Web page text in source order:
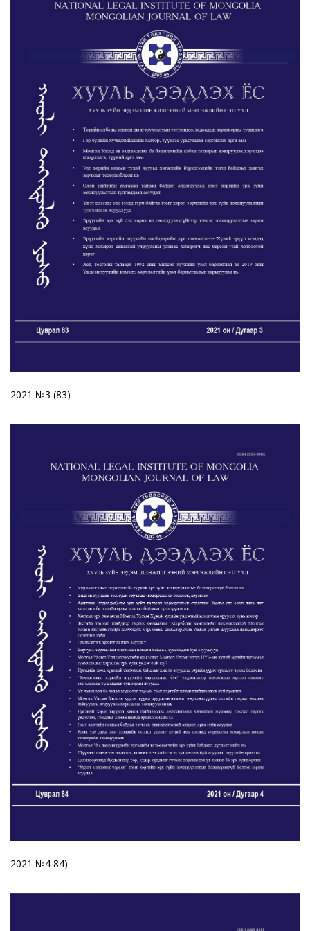
2021 №3 (83)
2021 №4 84)